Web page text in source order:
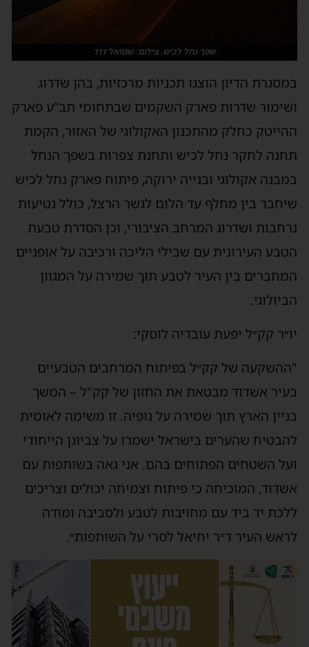
שפך נחל לכיש. צילום: שמואל דוד
במסגרת הדיון הוצגו תכניות מרכזיות, בהן שדרוג
ושימור שדרות פארק השקמים שבתחומי תב”ע פארק
ההייטק כחלק מהתכנון האקולוגי של האזור, הקמת
תחנה לחקר נחל לכיש ותחנת צפרות בשפך הנחל
במבנה אקולוגי ובנייה ירוקה, פיתוח פארק נחל לכיש
שיחבר בין מחלף עד הלום לגשר הרצל, כולל נטיעות
נרחבות ושדרוג המרחב הציבורי, וכן הסדרת טבעת
הטבע העירונית עם שבילי הליכה ורכיבה על אופניים
המחברים בין העיר לטבע תוך שמירה על המגוון
הביולוגי.
יו״ר קק״ל יפעת עובדיה לוסקי:
"ההשקעה של קק״ל בפיתוח המרחבים הטבעיים
בעיר אשדוד מבטאת את החזון של קק"ל – המשך
בניין הארץ תוך שמירה על נופיה. זו משימה לאומית
להבטיח שהערים בישראל ישמרו על צביונן הייחודי
ועל השטחים הפתוחים בהם. אני גאה בשותפות עם
אשדוד, המוכיחה כי פיתוח וצמיחה יכולים וצריכים
ללכת יד ביד עם מחויבות לטבע ולסביבה ומודה
לראש העיר ד״ר יחיאל לסרי על השותפות״.